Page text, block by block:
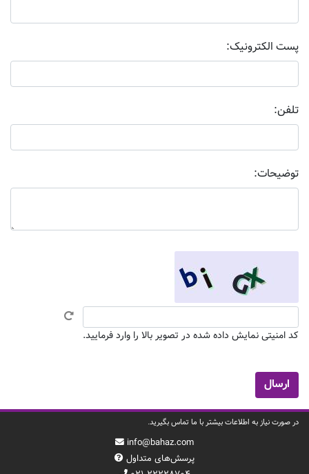
پست الکترونیک:
تلفن:
توضیحات:
کد امنیتی نمایش داده شده در تصویر بالا را وارد فرمایید.
در صورت نیاز به اطلاعات بیشتر با ما تماس بگیرید.
info@bahaz.com
پرسش‌های متداول